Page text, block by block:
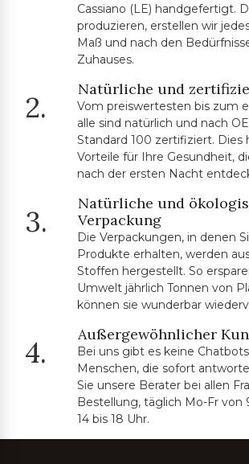
Cassiano (LE) handgefertigt.
produzieren, erstellen wir
Maß und nach den
Zuhauses.
2.
Natürliche und
Vom preiswertesten bis zum
alle sind natürlich und nach
Standard 100 zertifiziert. Dies
Vorteile für Ihre Gesundheit,
nach der ersten Nacht
3.
Natürliche und
Verpackung
Die Verpackungen, in denen
Produkte erhalten, werden
Stoffen hergestellt. So
Umwelt jährlich Tonnen von
können sie wunderbar
4.
Außergewöhnlicher
Bei uns gibt es keine
Menschen, die sofort
Sie unsere Berater bei allen
Bestellung, täglich Mo-Fr von
14 bis 18 Uhr.